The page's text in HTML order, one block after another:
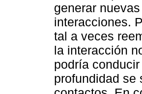
generar
interacciones.
tal a veces
la interacción
podría
profundidad se